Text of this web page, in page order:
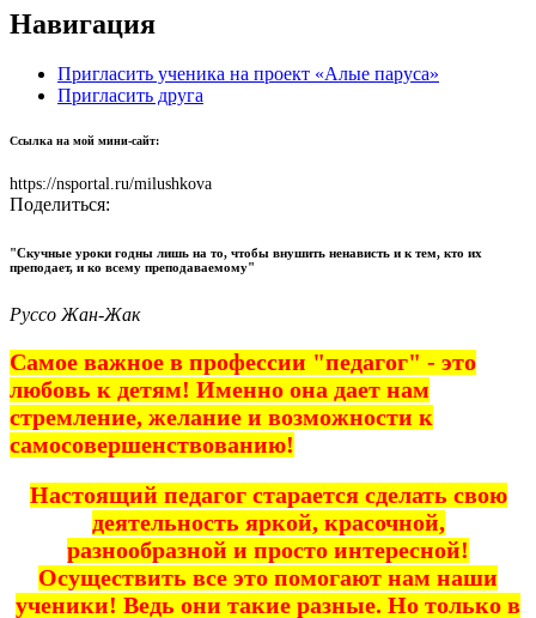
Навигация
Пригласить ученика на проект «Алые паруса»
Пригласить друга
Ссылка на мой мини-сайт:
https://nsportal.ru/milushkova
Поделиться:
"Скучные уроки годны лишь на то, чтобы внушить ненависть и к тем, кто их
преподает, и ко всему преподаваемому"
Руссо Жан-Жак
Самое важное в профессии "педагог" - это
любовь к детям! Именно она дает нам
стремление, желание и возможности к
самосовершенствованию!
Настоящий педагог старается сделать свою
деятельность яркой, красочной,
разнообразной и просто интересной!
Осуществить все это помогают нам наши
ученики! Ведь они такие разные. Но только в